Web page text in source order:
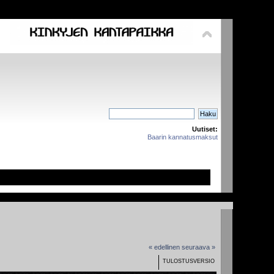
Uutiset:
Baarin kannatusmaksut
« edellinen seuraava »
TULOSTUSVERSIO